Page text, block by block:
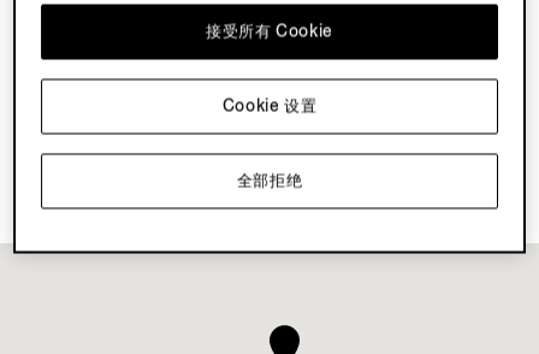
预约到店
探索 Su Misura
预订您的 Vellus Aureum 体验
全部拒绝
接受所有 Cookie
Cookie 设置